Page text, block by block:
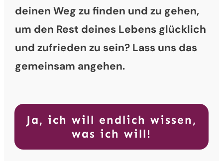
deinen Weg zu finden und zu gehen,
um den Rest deines Lebens glücklich
und zufrieden zu sein? Lass uns das
gemeinsam angehen.
Ja, ich will endlich wissen,
was ich will!